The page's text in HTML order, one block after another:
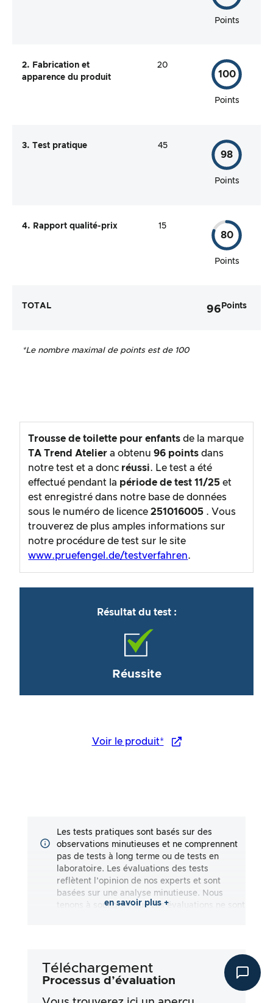
Points
2. Fabrication et
apparence du produit
20
100
Points
3. Test pratique 45
98
Points
4. Rapport qualité-prix 15
80
Points
TOTAL 96 Points
*Le nombre maximal de points est de 100
Trousse de toilette pour enfants de la marque
TA Trend Atelier a obtenu 96 pointsdans
notre test et a donc réussi. Le test a été
effectué pendant la période de test11/25 et
est enregistré dans notre base de données
sous le numéro de licence251016005 . Vous
trouverez de plus amples informations sur
notre procédure de test sur le site
www.pruefengel.de/testverfahren.
Résultat du test :
Réussite
Voir le produit*
Les tests pratiques sont basés sur des
observations minutieuses et ne comprennent
pas de tests à long terme ou de tests en
laboratoire. Les évaluations des tests
reflètent l’opinion de nos experts et sont
basées sur une analyse minutieuse. Nous
tenons à souligner que ces évaluations ne sont
responsabilité ne soit assumée quant à
l’exactitude ou à l’exhaustivité des résultats
en savoir plus +
Téléchargement
Processus d’évaluation